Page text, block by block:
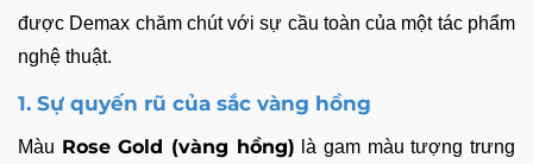
được Demax chăm chút với sự cầu toàn của một tác phẩm
nghệ thuật.
1. Sự quyến rũ của sắc vàng hồng
Màu Rose Gold (vàng hồng) là gam màu tượng trưng